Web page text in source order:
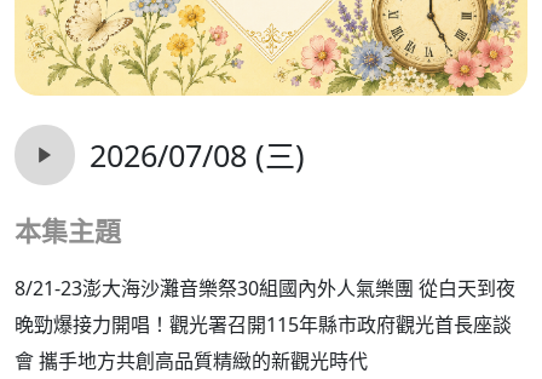
2026/07/08 (三)
本集主題
8/21-23澎大海沙灘音樂祭30組國內外人氣樂團 從白天到夜
晚勁爆接力開唱！觀光署召開115年縣市政府觀光首長座談
會 攜手地方共創高品質精緻的新觀光時代